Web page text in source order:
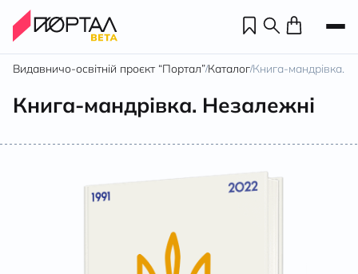
Видавничо-освітній проєкт “Портал”/Каталог/Книга-мандрівка.
Книга-мандрівка. Незалежні